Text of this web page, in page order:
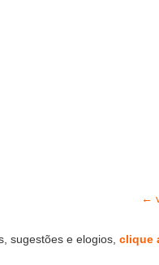
←
sugestões e elogios, clique